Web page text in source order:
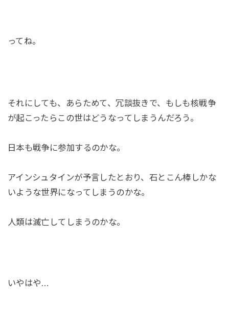
ってね。
それにしても、あらためて、冗談抜きで、もしも核戦争
が起こったらこの世はどうなってしまうんだろう。
日本も戦争に参加するのかな。
アインシュタインが予言したとおり、石とこん棒しかな
いような世界になってしまうのかな。
人類は滅亡してしまうのかな。
いやはや…